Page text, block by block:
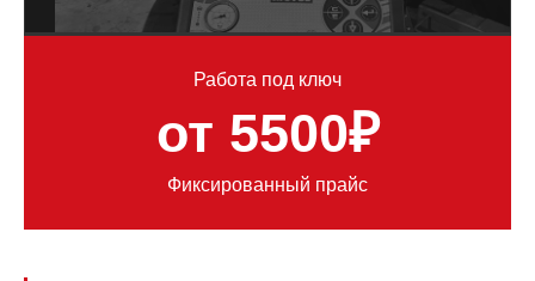
Работа под ключ
от 5500₽
Фиксированный прайс